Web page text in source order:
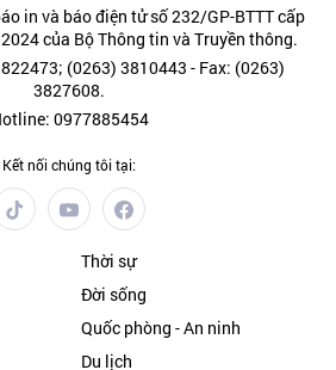
in và báo điện tử số 232/GP-BTTT cấp
của Bộ Thông tin và Truyền thông.
(0263) 3810443 - Fax: (0263)
3827608.
0977885454
Kết nối chúng tôi tại:
Thời sự
Đời sống
Quốc phòng - An ninh
Du lịch